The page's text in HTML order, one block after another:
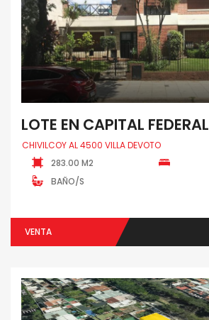
LOTE EN CAPITAL FEDERAL
CHIVILCOY AL 4500 VILLA DEVOTO
283.00 M2
BAÑO/S
VENTA